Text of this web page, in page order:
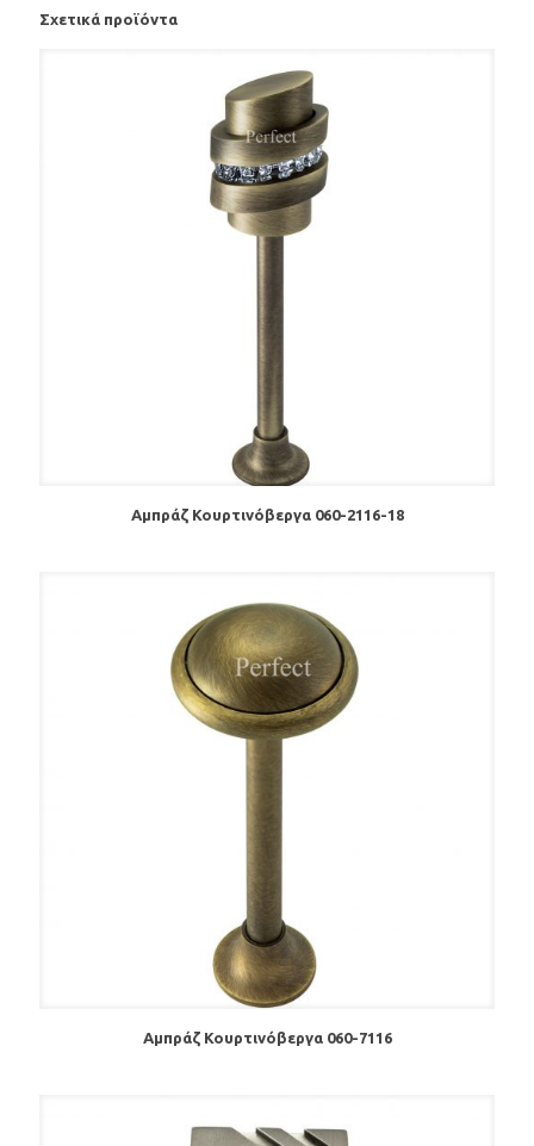
Σχετικά προϊόντα
Αμπράζ Κουρτινόβεργα 060-2116-18
Αμπράζ Κουρτινόβεργα 060-7116